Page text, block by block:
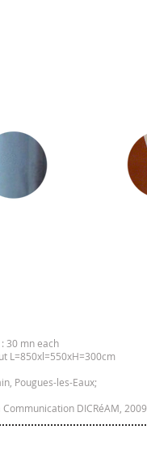
30 mn each
L=850xl=550xH=300cm
Pougues-les-Eaux;
DICRéAM, 2009